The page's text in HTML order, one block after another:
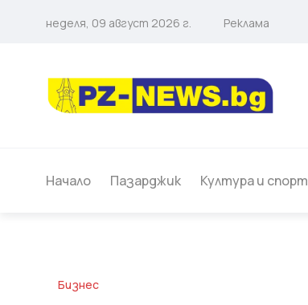
неделя, 09 август 2026 г. Реклама
Начало Пазарджик Култура и спорт
Бизнес